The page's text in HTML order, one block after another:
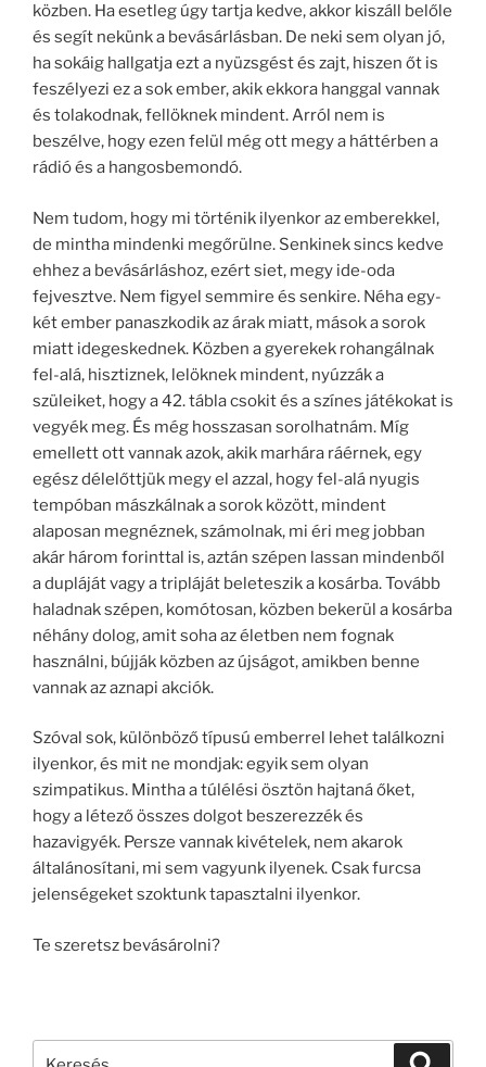
közben. Ha esetleg úgy tartja kedve, akkor kiszáll belőle
és segít nekünk a bevásárlásban. De neki sem olyan jó,
ha sokáig hallgatja ezt a nyüzsgést és zajt, hiszen őt is
feszélyezi ez a sok ember, akik ekkora hanggal vannak
és tolakodnak, fellöknek mindent. Arról nem is
beszélve, hogy ezen felül még ott megy a háttérben a
rádió és a hangosbemondó.
Nem tudom, hogy mi történik ilyenkor az emberekkel,
de mintha mindenki megőrülne. Senkinek sincs kedve
ehhez a bevásárláshoz, ezért siet, megy ide-oda
fejvesztve. Nem figyel semmire és senkire. Néha egy-
két ember panaszkodik az árak miatt, mások a sorok
miatt idegeskednek. Közben a gyerekek rohangálnak
fel-alá, hisztiznek, lelöknek mindent, nyúzzák a
szüleiket, hogy a 42. tábla csokit és a színes játékokat is
vegyék meg. És még hosszasan sorolhatnám. Míg
emellett ott vannak azok, akik marhára ráérnek, egy
egész délelőttjük megy el azzal, hogy fel-alá nyugis
tempóban mászkálnak a sorok között, mindent
alaposan megnéznek, számolnak, mi éri meg jobban
akár három forinttal is, aztán szépen lassan mindenből
a dupláját vagy a tripláját beleteszik a kosárba. Tovább
haladnak szépen, komótosan, közben bekerül a kosárba
néhány dolog, amit soha az életben nem fognak
használni, bújják közben az újságot, amikben benne
vannak az aznapi akciók.
Szóval sok, különböző típusú emberrel lehet találkozni
ilyenkor, és mit ne mondjak: egyik sem olyan
szimpatikus. Mintha a túlélési ösztön hajtaná őket,
hogy a létező összes dolgot beszerezzék és
hazavigyék. Persze vannak kivételek, nem akarok
általánosítani, mi sem vagyunk ilyenek. Csak furcsa
jelenségeket szoktunk tapasztalni ilyenkor.
Te szeretsz bevásárolni?